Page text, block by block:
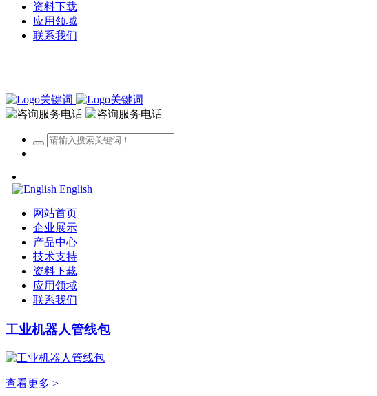
资料下载
应用领域
联系我们
English
网站首页
企业展示
产品中心
技术支持
资料下载
应用领域
联系我们
工业机器人管线包
查看更多 >